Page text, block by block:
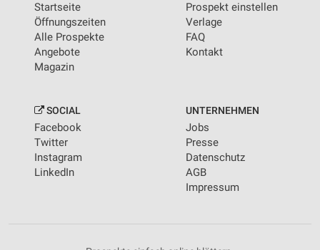
Startseite
Öffnungszeiten
Alle Prospekte
Angebote
Magazin
Prospekt einstellen
Verlage
FAQ
Kontakt
SOCIAL
Facebook
Twitter
Instagram
LinkedIn
UNTERNEHMEN
Jobs
Presse
Datenschutz
AGB
Impressum